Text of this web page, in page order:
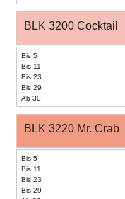
BLK 3200 Cocktail
Bis 5
Bis 11
Bis 23
Bis 29
Ab 30
BLK 3220 Mr. Crab
Bis 5
Bis 11
Bis 23
Bis 29